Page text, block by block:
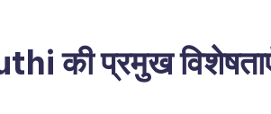
की प्रमुख